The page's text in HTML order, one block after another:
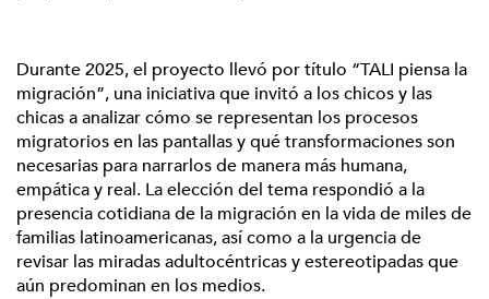
Durante 2025, el proyecto llevó por título “TALI piensa la
migración”, una iniciativa que invitó a los chicos y las
chicas a analizar cómo se representan los procesos
migratorios en las pantallas y qué transformaciones son
necesarias para narrarlos de manera más humana,
empática y real. La elección del tema respondió a la
presencia cotidiana de la migración en la vida de miles de
familias latinoamericanas, así como a la urgencia de
revisar las miradas adultocéntricas y estereotipadas que
aún predominan en los medios.